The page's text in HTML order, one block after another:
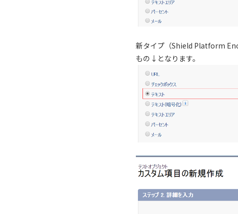
新タイプ（Shield Platform
もの↓となります。